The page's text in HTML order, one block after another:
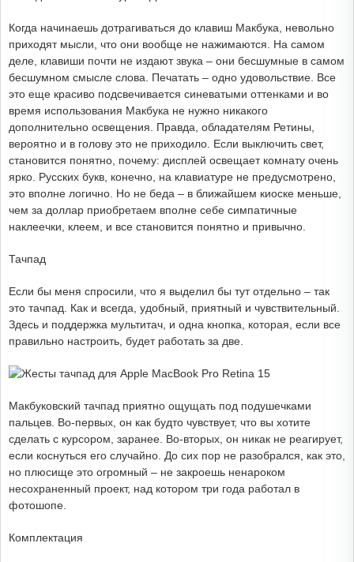
Когда начинаешь дотрагиваться до клавиш Макбука, невольно
приходят мысли, что они вообще не нажимаются. На самом
деле, клавиши почти не издают звука – они бесшумные в самом
бесшумном смысле слова. Печатать – одно удовольствие. Все
это еще красиво подсвечивается синеватыми оттенками и во
время использования Макбука не нужно никакого
дополнительно освещения. Правда, обладателям Ретины,
вероятно и в голову это не приходило. Если выключить свет,
становится понятно, почему: дисплей освещает комнату очень
ярко. Русских букв, конечно, на клавиатуре не предусмотрено,
это вполне логично. Но не беда – в ближайшем киоске меньше,
чем за доллар приобретаем вполне себе симпатичные
наклеечки, клеем, и все становится понятно и привычно.
Тачпад
Если бы меня спросили, что я выделил бы тут отдельно – так
это тачпад. Как и всегда, удобный, приятный и чувствительный.
Здесь и поддержка мультитач, и одна кнопка, которая, если все
правильно настроить, будет работать за две.
Макбуковский тачпад приятно ощущать под подушечками
пальцев. Во-первых, он как будто чувствует, что вы хотите
сделать с курсором, заранее. Во-вторых, он никак не реагирует,
если коснуться его случайно. До сих пор не разобрался, как это,
но плюсище это огромный – не закроешь ненароком
несохраненный проект, над котором три года работал в
фотошопе.
Комплектация